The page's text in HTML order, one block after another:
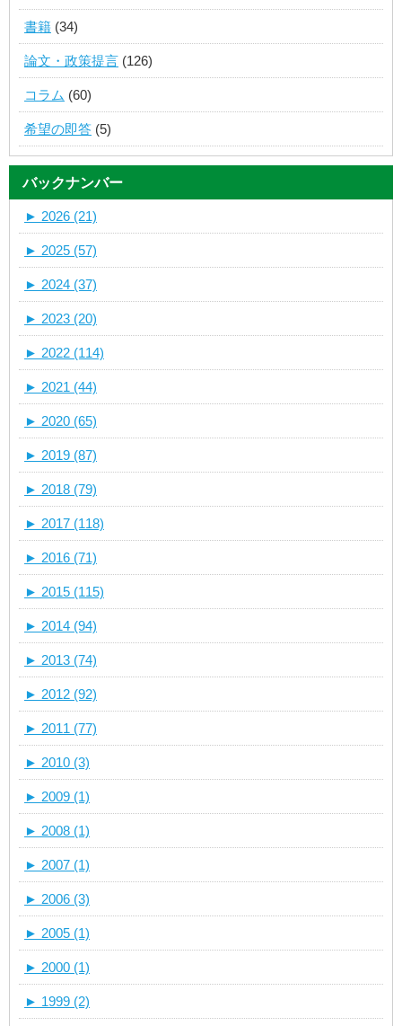
書籍 (34)
論文・政策提言 (126)
コラム (60)
希望の即答 (5)
バックナンバー
► 2026 (21)
► 2025 (57)
► 2024 (37)
► 2023 (20)
► 2022 (114)
► 2021 (44)
► 2020 (65)
► 2019 (87)
► 2018 (79)
► 2017 (118)
► 2016 (71)
► 2015 (115)
► 2014 (94)
► 2013 (74)
► 2012 (92)
► 2011 (77)
► 2010 (3)
► 2009 (1)
► 2008 (1)
► 2007 (1)
► 2006 (3)
► 2005 (1)
► 2000 (1)
► 1999 (2)